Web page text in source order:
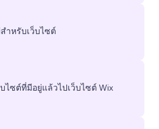
ำหรับเว็บไซต์
ไซต์ที่มีอยู่แล้วไปเว็บไซต์ Wix